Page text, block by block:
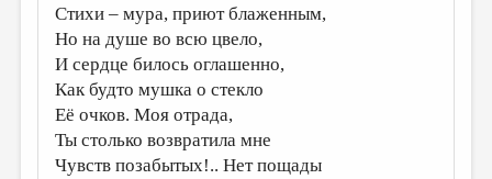
Стихи – мура, приют блаженным,
Но на душе во всю цвело,
И сердце билось оглашенно,
Как будто мушка о стекло
Её очков. Моя отрада,
Ты столько возвратила мне
Чувств позабытых!.. Нет пощады